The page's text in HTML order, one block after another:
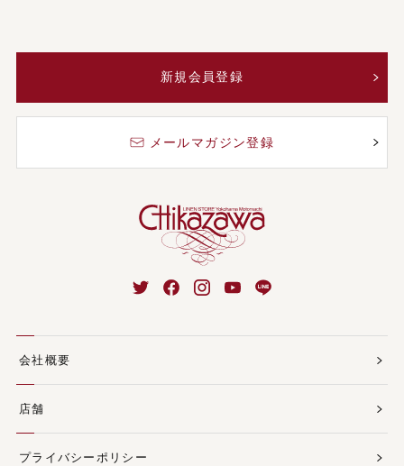
新規会員登録
メールマガジン登録
会社概要
店舗
プライバシーポリシー